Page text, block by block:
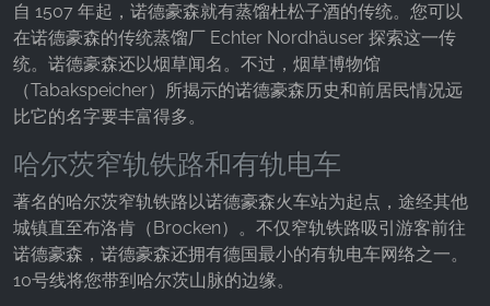
自 1507 年起，诺德豪森就有蒸馏杜松子酒的传统。您可以
在诺德豪森的传统蒸馏厂 Echter Nordhäuser 探索这一传
统。诺德豪森还以烟草闻名。不过，烟草博物馆
（Tabakspeicher）所揭示的诺德豪森历史和前居民情况远
比它的名字要丰富得多。
哈尔茨窄轨铁路和有轨电车
著名的哈尔茨窄轨铁路以诺德豪森火车站为起点，途经其他
城镇直至布洛肯（Brocken）。不仅窄轨铁路吸引游客前往
诺德豪森，诺德豪森还拥有德国最小的有轨电车网络之一。
10号线将您带到哈尔茨山脉的边缘。
Google Analytics
Name:
_ga, _gid, _gac_gb_
Provider:
Google LLC
Purpose:
收集关于网站使用的统计数据
Cookie duration: